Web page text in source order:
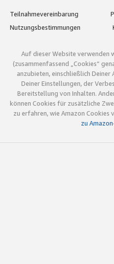
Teilnahmevereinbarung
Nutzungsbestimmungen
Auf dieser Website verwenden
(zusammenfassend „Cookies“
anzubieten, einschließlich
Deiner Einstellungen, der
Bereitstellung von Inhalten.
können Cookies für zusätzliche
zu erfahren, wie Amazon Cookies
zu